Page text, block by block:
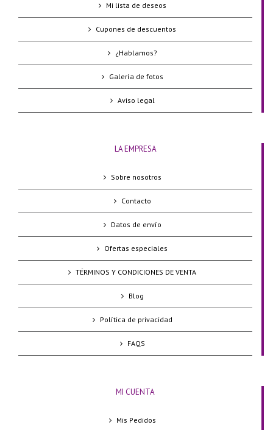
Mi lista de deseos
Cupones de descuentos
¿Hablamos?
Galería de fotos
Aviso legal
LA EMPRESA
Sobre nosotros
Contacto
Datos de envío
Ofertas especiales
TÉRMINOS Y CONDICIONES DE VENTA
Blog
Política de privacidad
FAQS
MI CUENTA
Mis Pedidos